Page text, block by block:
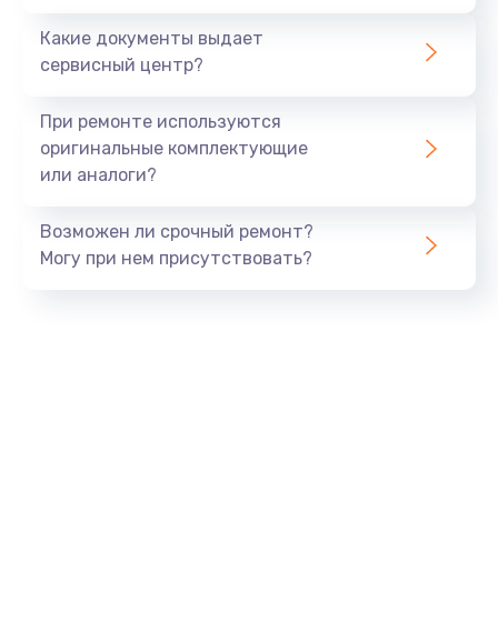
Восстановление данных
Заказать
1060 руб.
Какие документы выдает
сервисный центр?
При ремонте используются
оригинальные комплектующие
или аналоги?
Возможен ли срочный ремонт?
Могу при нем присутствовать?